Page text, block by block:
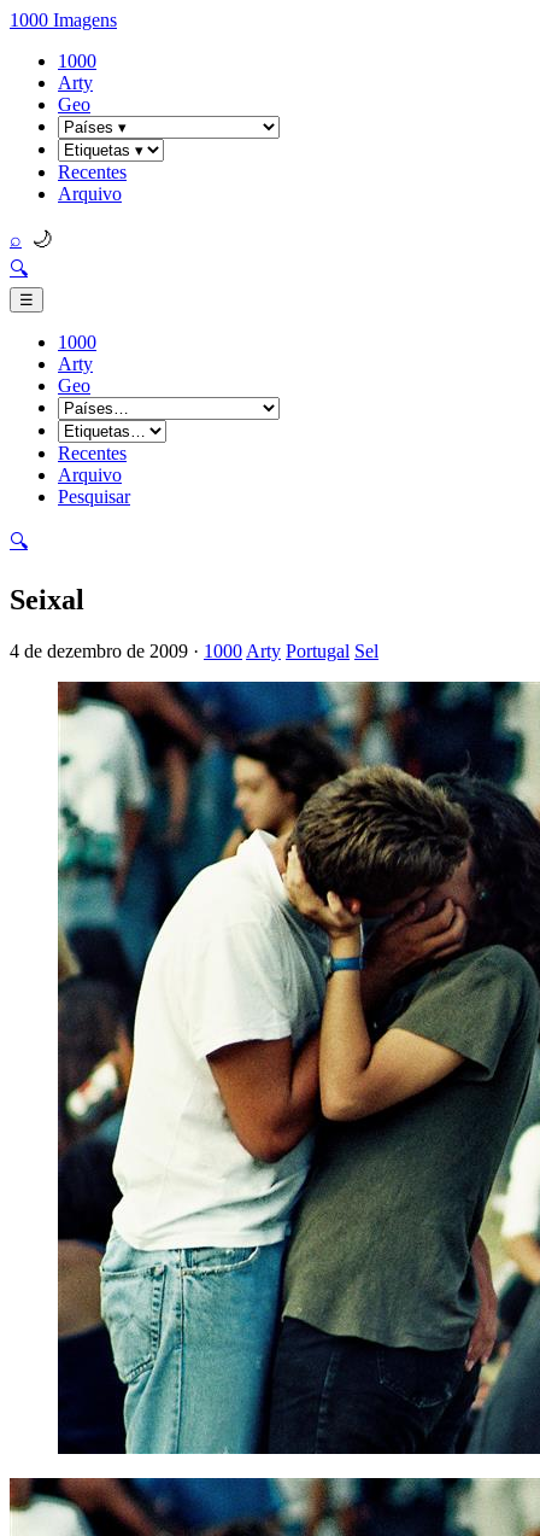
1000 Imagens
1000
Arty
Geo
Recentes
Arquivo
⌕ 🌙
🔍
☰
1000
Arty
Geo
Recentes
Arquivo
Pesquisar
🔍
Seixal
4 de dezembro de 2009 · 1000 Arty Portugal Sel